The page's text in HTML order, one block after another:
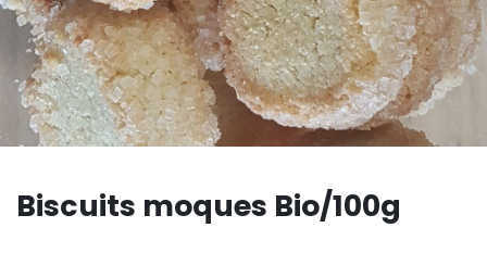
Biscuits moques Bio/100g